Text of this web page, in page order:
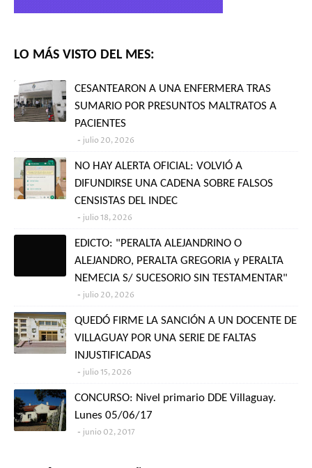
LO MÁS VISTO DEL MES:
CESANTEARON A UNA ENFERMERA TRAS
SUMARIO POR PRESUNTOS MALTRATOS A
PACIENTES
julio 20, 2026
NO HAY ALERTA OFICIAL: VOLVIÓ A
DIFUNDIRSE UNA CADENA SOBRE FALSOS
CENSISTAS DEL INDEC
julio 18, 2026
EDICTO: "PERALTA ALEJANDRINO O
ALEJANDRO, PERALTA GREGORIA y PERALTA
NEMECIA S/ SUCESORIO SIN TESTAMENTAR"
julio 20, 2026
QUEDÓ FIRME LA SANCIÓN A UN DOCENTE DE
VILLAGUAY POR UNA SERIE DE FALTAS
INJUSTIFICADAS
julio 15, 2026
CONCURSO: Nivel primario DDE Villaguay.
Lunes 05/06/17
junio 02, 2017